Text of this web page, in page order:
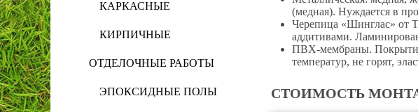
КАРКАСНЫЕ
КИРПИЧНЫЕ
ОТДЕЛОЧНЫЕ РАБОТЫ
ЭПОКСИДНЫЕ ПОЛЫ
(медная). Нуждается в
Черепица «Шинглас» от
аддитивами.
ПВХ-мембраны.
температур, не горят,
СТОИМОСТЬ